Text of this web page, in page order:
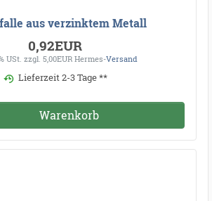
aus verzinktem Metall
0,92EUR
USt. zzgl. 5,00EUR Hermes-Versand
Lieferzeit 2-3 Tage **
Warenkorb